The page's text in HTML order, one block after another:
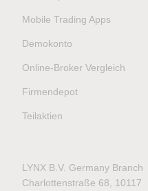
Mobile Trading Apps
Demokonto
Online-Broker Vergleich
Firmendepot
Teilaktien
LYNX B.V. Germany Branch
Charlottenstraße 68, 10117